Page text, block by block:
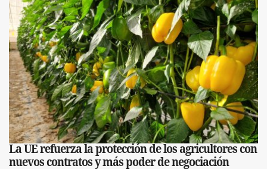
La UE refuerza la protección de los agricultores con
nuevos contratos y más poder de negociación